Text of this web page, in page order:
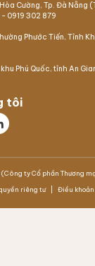
Cường, Tp. Đà Nẵng
- 0919 302 879
Phước Tiến, Tỉnh
Phú Quốc, tỉnh An
tôi
(Công ty Cổ phần Thương
riêng tư Điều